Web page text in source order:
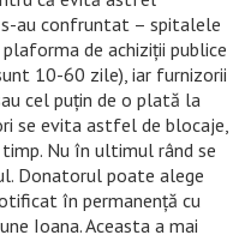
au confruntat – spitalele
de achiziţii publice
10-60 zile), iar furnizorii
cel puţin de o plată la
se evita astfel de blocaje,
Nu în ultimul rând se
Donatorul poate alege
în permanenţă cu
Ioana. Aceasta a mai